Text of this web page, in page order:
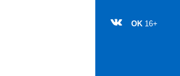
OK 16+